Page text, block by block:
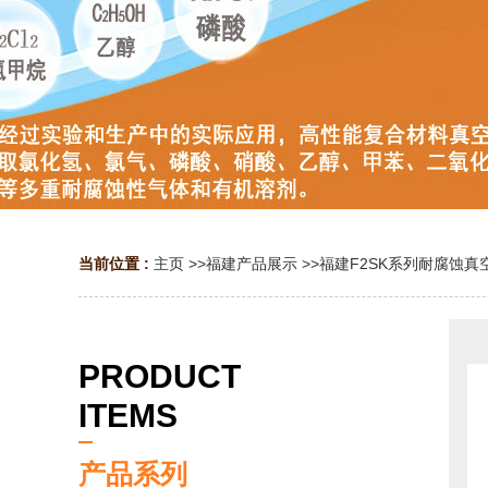
当前位置 : 主页 >>福建产品展示 >>福建F2SK系列耐腐蚀真
PRODUCT
ITEMS
产品系列